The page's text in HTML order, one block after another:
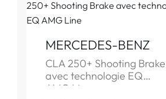
MERCEDES-BENZ
CLA 250+ Shooting Brake
avec technologie EQ
AMG Line